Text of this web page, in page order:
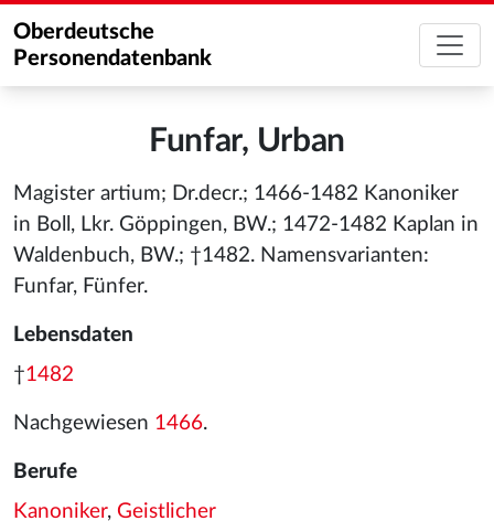
Oberdeutsche
Personendatenbank
Funfar, Urban
Magister artium; Dr.decr.; 1466-1482 Kanoniker
in Boll, Lkr. Göppingen, BW.; 1472-1482 Kaplan in
Waldenbuch, BW.; †1482. Namensvarianten:
Funfar, Fünfer.
Lebensdaten
†1482
Nachgewiesen 1466.
Berufe
Kanoniker, Geistlicher